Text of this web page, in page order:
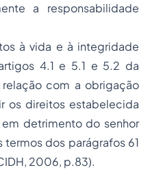
a responsabilidade
à vida e à integridade
4.1 e 5.1 e 5.2 da
com a obrigação
os direitos estabelecida
detrimento do senhor
termos dos parágrafos 61
2006, p.83).